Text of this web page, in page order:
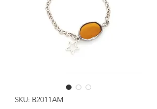
SKU: B2011AM